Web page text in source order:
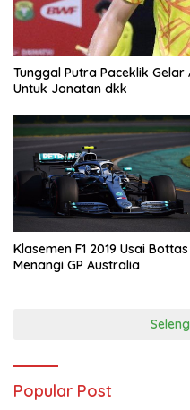
Tunggal Putra Paceklik Gelar
Untuk Jonatan dkk
Klasemen F1 2019 Usai Bottas
Menangi GP Australia
Popular Post